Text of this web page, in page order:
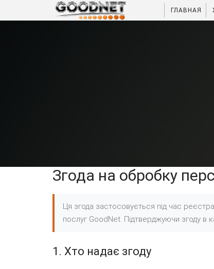
ГЛАВНАЯ
Згода на обробку
Ця згода застосовується під час
послуг GoodNet. Підтверджуючи згоду в
1. Хто надає згоду